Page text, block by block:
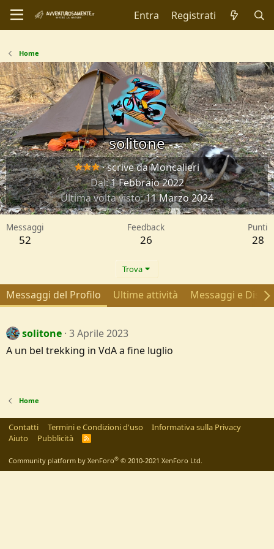
Entra Registrati
Home
solitone
·scrive daMoncalieri
Dal 1 Febbraio 2022
Ultima volta visto 11 Marzo 2024
Messaggi
52
Feedback
26
Punti
28
Trova
Messaggi del Profilo Ultime attività Messaggi e
solitone 3 Aprile 2023
A un bel trekking in VdA a fine luglio
Home
Contatti Termini e Condizioni d'uso
Informativa sulla Privacy
Aiuto
Pubblicità
R
Community platform by XenForo® © 2010-2021 XenForo Ltd.